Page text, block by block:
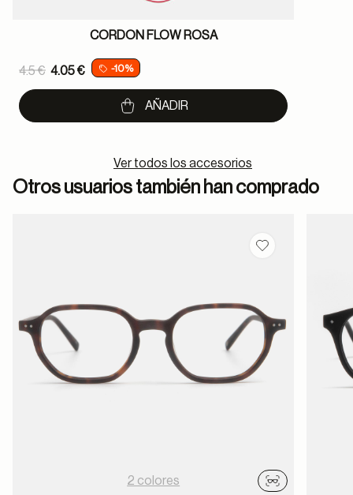
CORDON FLOW ROSA
Price reduced from
4.5 €
to
4.05 € -10%
AÑADIR
Ver todos los accesorios
Otros usuarios también han comprado
Guardar en
2 colores
Probador